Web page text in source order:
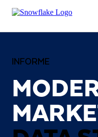
INFORME